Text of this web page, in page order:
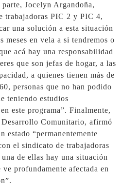
Jocelyn Argandoña,
trabajadoras PIC 2 y PIC 4,
una solución a esta situación
meses en vela a si tendremos o
acá hay una responsabilidad
que son jefas de hogar, a las
a quienes tienen más de
personas que no han podido
teniendo estudios
este programa”. Finalmente,
Comunitario, afirmó
estado “permanentemente
el sindicato de trabajadoras
de ellas hay una situación
profundamente afectada en